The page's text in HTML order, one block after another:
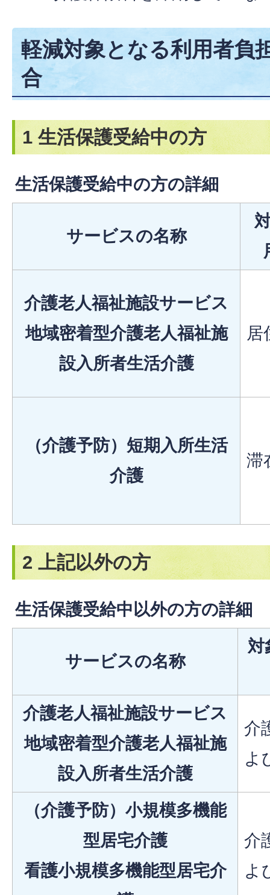
軽減対象となる利用者負
合
1 生活保護受給中の方
生活保護受給中の方の詳細
サービスの名称
介護老人福祉施設サービス
地域密着型介護老人福祉施
設入所者生活介護
居
（介護予防）短期入所生活
介護
滞
2 上記以外の方
生活保護受給中以外の方の詳細
サービスの名称
対
介護老人福祉施設サービス
地域密着型介護老人福祉施
設入所者生活介護
介
よ
（介護予防）小規模多機能
型居宅介護
看護小規模多機能型居宅介
介
よ